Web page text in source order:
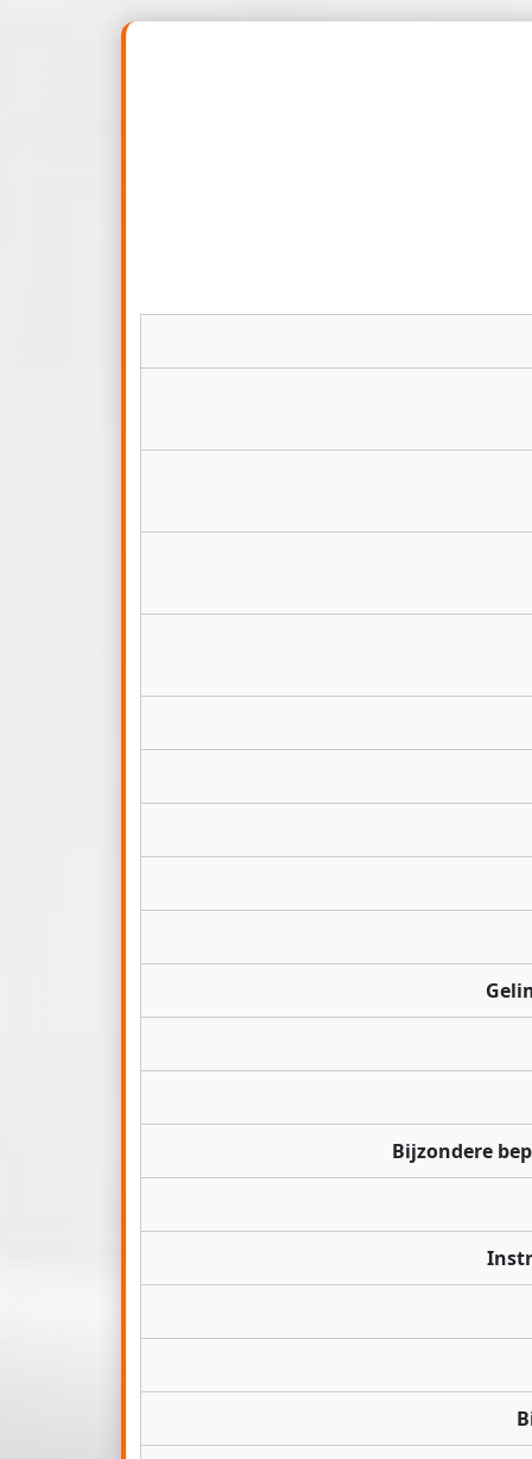
Bijzondere